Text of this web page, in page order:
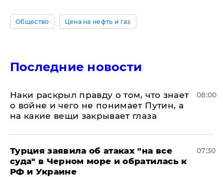
Общество Цена на нефть и газ
Последние новости
Наки раскрыл правду о том, что знает
о войне и чего не понимает Путин, а
на какие вещи закрывает глаза
08:00
Турция заявила об атаках "на все
суда" в Черном море и обратилась к
РФ и Украине
07:30